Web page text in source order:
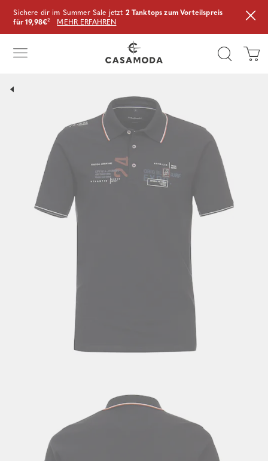
Sichere dir im Summer Sale jetzt 2 Tanktops zum Vorteilspreis
für 19,98€² MEHR ERFAHREN